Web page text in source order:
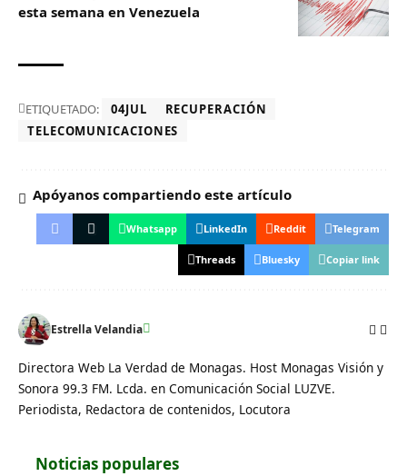
esta semana en Venezuela
ETIQUETADO: 04JUL
RECUPERACIÓN
TELECOMUNICACIONES
Apóyanos compartiendo este artículo
Whatsapp LinkedIn Reddit Telegram
Threads Bluesky Copiar link
Estrella Velandia
Directora Web La Verdad de Monagas. Host Monagas Visión y
Sonora 99.3 FM. Lcda. en Comunicación Social LUZVE.
Periodista, Redactora de contenidos, Locutora
Noticias populares